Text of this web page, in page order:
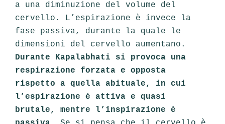
a una diminuzione del volume del
cervello. L’espirazione è invece la
fase passiva, durante la quale le
dimensioni del cervello aumentano.
Durante Kapalabhati si provoca una
respirazione forzata e opposta
rispetto a quella abituale, in cui
l’espirazione è attiva e quasi
brutale, mentre l’inspirazione è